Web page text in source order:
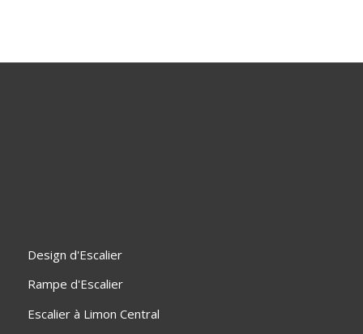
Design d'Escalier
Rampe d'Escalier
Escalier à Limon Central